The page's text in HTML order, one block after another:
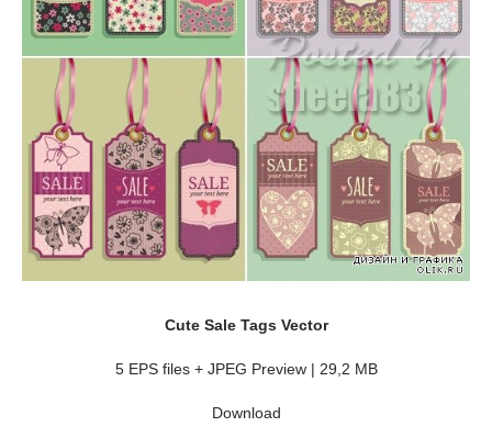
Cute Sale Tags Vector
5 EPS files + JPEG Preview | 29,2 MB
Download